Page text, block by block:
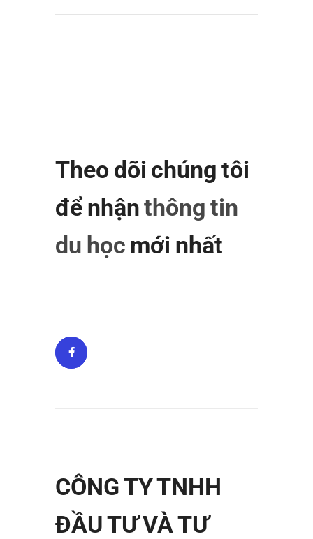
Theo dõi chúng tôi
để nhậnthông tin
du học mới nhất
CÔNG TY TNHH
ĐẦU TƯ VÀ TƯ